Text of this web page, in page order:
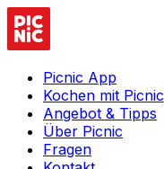
Picnic App
Kochen mit Picnic
Angebot & Tipps
Über Picnic
Fragen